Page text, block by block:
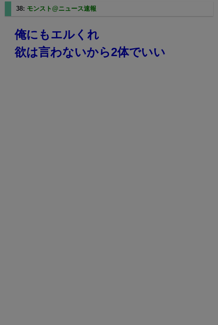
38: モンスト@ニュース速報
俺にもエルくれ
欲は言わないから2体でいい